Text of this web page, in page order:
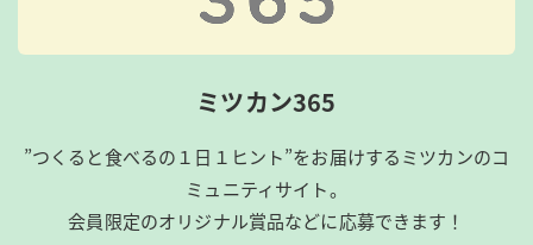
ミツカン365
”つくると食べるの１日１ヒント”をお届けするミツカンのコ
ミュニティサイト。
会員限定のオリジナル賞品などに応募できます！